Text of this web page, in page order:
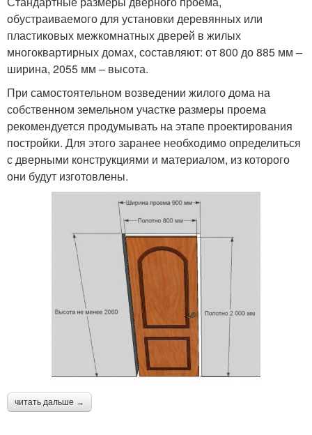
обустраиваемого для установки деревянных или
пластиковых межкомнатных дверей в жилых
многоквартирных домах, составляют: от 800 до 885 мм –
ширина, 2055 мм – высота.
При самостоятельном возведении жилого дома на
собственном земельном участке размеры проема
рекомендуется продумывать на этапе проектирования
постройки. Для этого заранее необходимо определиться
с дверными конструкциями и материалом, из которого
они будут изготовлены.
читать дальше →